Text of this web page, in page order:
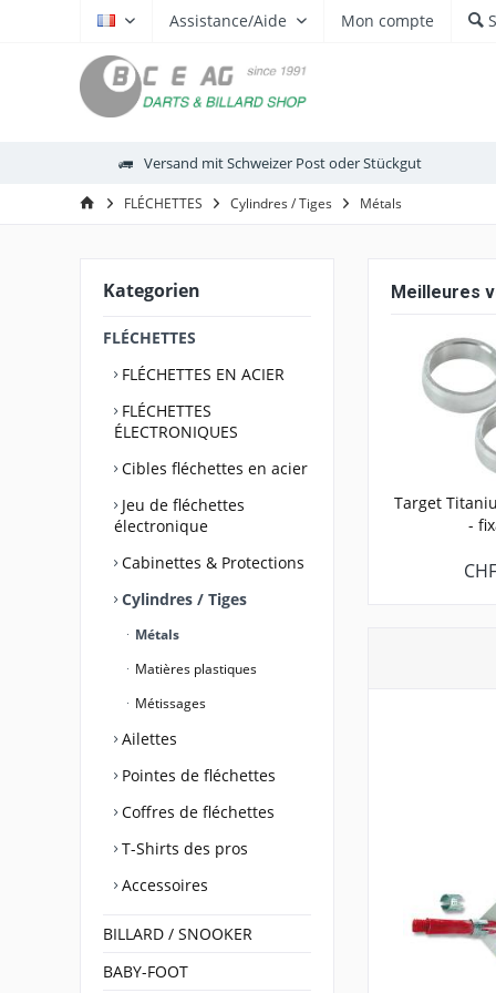
Assistance/Aide Mon compte
Versand mit Schweizer Post oder Stückgut
FLÉCHETTES Cylindres / Tiges Métals
Kategorien
FLÉCHETTES
FLÉCHETTES EN ACIER
FLÉCHETTES
ÉLECTRONIQUES
Cibles fléchettes en acier
Jeu de fléchettes
électronique
Cabinettes & Protections
Cylindres / Tiges
Métals
Matières plastiques
Métissages
Ailettes
Pointes de fléchettes
Coffres de fléchettes
T-Shirts des pros
Accessoires
BILLARD / SNOOKER
BABY-FOOT
Meilleures
Target
-